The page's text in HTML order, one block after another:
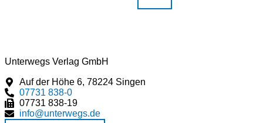
Unterwegs Verlag GmbH
Auf der Höhe 6, 78224 Singen
07731 838-0
07731 838-19
info@unterwegs.de